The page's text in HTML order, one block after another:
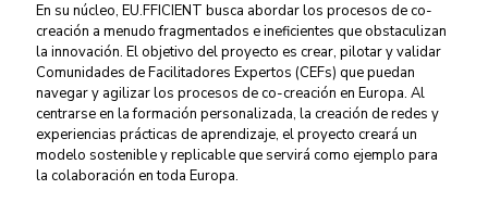
En su núcleo, EU.FFICIENT busca abordar los procesos de co-
creación a menudo fragmentados e ineficientes que obstaculizan
la innovación. El objetivo del proyecto es crear, pilotar y validar
Comunidades de Facilitadores Expertos (CEFs) que puedan
navegar y agilizar los procesos de co-creación en Europa. Al
centrarse en la formación personalizada, la creación de redes y
experiencias prácticas de aprendizaje, el proyecto creará un
modelo sostenible y replicable que servirá como ejemplo para
la colaboración en toda Europa.